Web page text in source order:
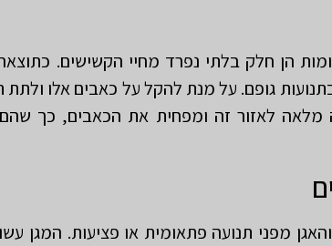
הן חלק בלתי נפרד מחיי הקשישים.
גופם. על מנת להקל על כאבים אלו ולתת
לאזור זה ומפחית את הכאבים, כך שהם
מפני תנועה פתאומית או פציעות. המגן